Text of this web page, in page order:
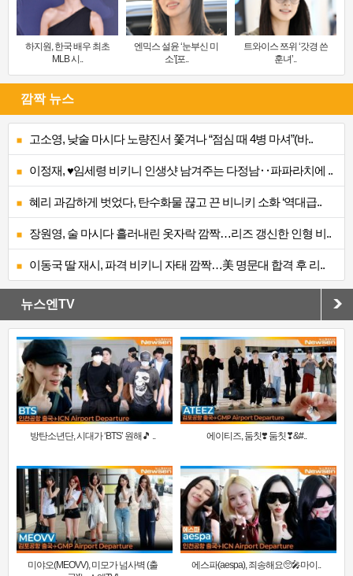
하지원, 한국 배우 최초
MLB 시..
엔믹스 설윤 ‘눈부신 미
소’[포..
트와이스 쯔위 ‘갓경 쓴
훈녀’..
깜짝 뉴스
고소영, 낮술 마시다 노량진서 쫓겨나 “점심 때 4병 마셔”(바..
이정재, ♥임세령 비키니 인생샷 남겨주는 다정남‥파파라치에 ..
혜리 과감하게 벗었다, 탄수화물 끊고 끈 비니키 소화 ‘역대급..
장원영, 술 마시다 흘러내린 옷자락 깜짝…리즈 갱신한 인형 비..
이동국 딸 재시, 파격 비키니 자태 깜짝…美 명문대 합격 후 리..
뉴스엔TV
방탄소년단, 시대가 ‘BTS’ 원해🎵 .. 에이티즈, 둠칫❣️ 둠칫❣&#..
미야오(MEOVV), 미모가 넘사벽 (출
에스파(aespa), 죄송해요🥺🎤마이..